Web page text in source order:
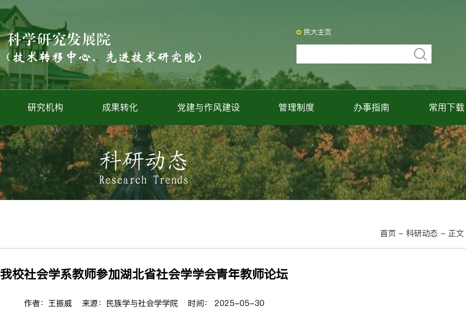
民大主页
研究机构 成果转化 党建与作风建设 管理制度 办事指南 常用下载
科研动态
Research Trends
首页 - 科研动态 - 正文
我校社会学系教师参加湖北省社会学学会青年教师论坛
作者：王振威 来源：民族学与社会学学院 时间： 2025-05-30